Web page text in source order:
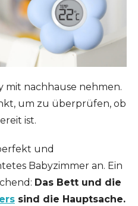
mit nachhause nehmen.
um zu überprüfen, ob
ist.
und
Babyzimmer an. Ein
Das Bett und die
sind die Hauptsache.